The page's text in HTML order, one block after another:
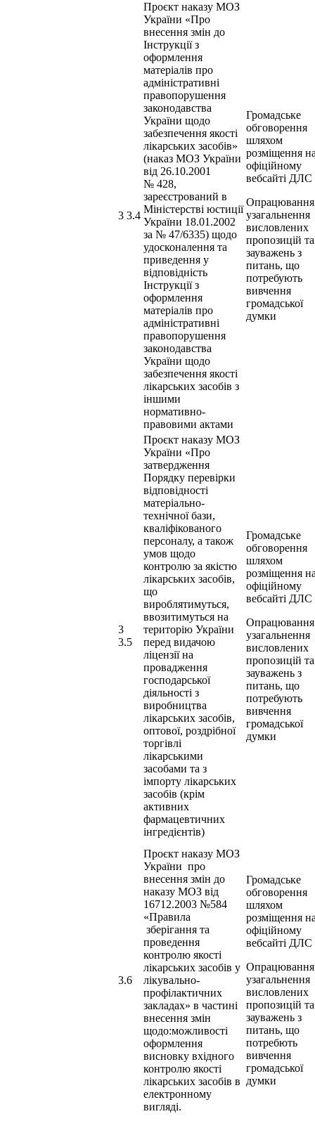
3 3.4
Проєкт наказу МОЗ
України «Про
внесення змін до
Інструкції з
оформлення
матеріалів про
адміністративні
правопорушення
законодавства
України щодо
забезпечення якості
лікарських засобів»
(наказ МОЗ України
від 26.10.2001
№ 428,
зареєстрований в
Міністерстві юстиції
України 18.01.2002
за № 47/6335) щодо
удосконалення та
приведення у
відповідність
Інструкції з
оформлення
матеріалів про
адміністративні
правопорушення
законодавства
України щодо
забезпечення якості
лікарських засобів з
іншими
нормативно-
правовими актами
Громадське
обговорення
шляхом
розміщення
офіційному
вебсайті ДЛС
Опрацювання
узагальнення
висловлених
пропозицій та
зауважень з
питань, що
потребують
вивчення
громадської
думки
3
3.5
Проєкт наказу МОЗ
України «Про
затвердження
Порядку перевірки
відповідності
матеріально-
технічної бази,
кваліфікованого
персоналу, а також
умов щодо
контролю за якістю
лікарських засобів,
що
вироблятимуться,
ввозитимуться на
територію України
перед видачою
ліцензії на
провадження
господарської
діяльності з
виробництва
лікарських засобів,
оптової, роздрібної
торгівлі
лікарськими
засобами та з
імпорту лікарських
засобів (крім
активних
фармацевтичних
інгредієнтів)
Громадське
обговорення
шляхом
розміщення
офіційному
вебсайті ДЛС
Опрацювання
узагальнення
висловлених
пропозицій та
зауважень з
питань, що
потребують
вивчення
громадської
думки
3.6
Проєкт наказу МОЗ
України про
внесення змін до
наказу МОЗ від
16712.2003 №584
«Правила
зберігання та
проведення
контролю якості
лікарських засобів у
лікувально-
профілактичних
закладах» в частині
внесення змін
щодо:можливості
оформлення
висновку вхідного
контролю якості
лікарських засобів в
електронному
вигляді.
Громадське
обговорення
шляхом
розміщення
офіційному
вебсайті ДЛС
Опрацювання
узагальнення
висловлених
пропозицій та
зауважень з
питань, що
потребють
вивчення
громадської
думки